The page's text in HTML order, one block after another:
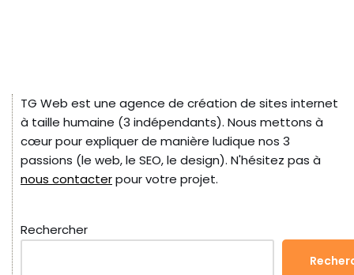
TG Web est une agence de création de sites internet
à taille humaine (3 indépendants). Nous mettons à
cœur pour expliquer de manière ludique nos 3
passions (le web, le SEO, le design). N'hésitez pas à
nous contacterpour votre projet.
Rechercher